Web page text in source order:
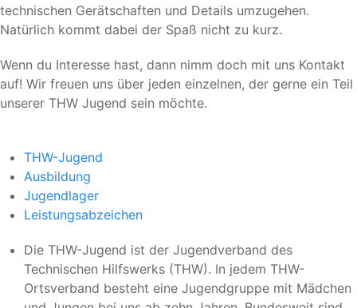
technischen Gerätschaften und Details umzugehen.
Natürlich kommt dabei der Spaß nicht zu kurz.
Wenn du Interesse hast, dann nimm doch mit uns Kontakt
auf! Wir freuen uns über jeden einzelnen, der gerne ein Teil
unserer THW Jugend sein möchte.
THW-Jugend
Ausbildung
Jugendlager
Leistungsabzeichen
Die THW-Jugend ist der Jugendverband des
Technischen Hilfswerks (THW). In jedem THW-
Ortsverband besteht eine Jugendgruppe mit Mädchen